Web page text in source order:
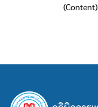
(Content)